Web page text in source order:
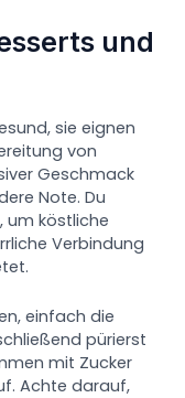
und
sie eignen
von
Geschmack
Note. Du
um köstliche
Verbindung
einfach die
pürierst
mit Zucker
Achte darauf,